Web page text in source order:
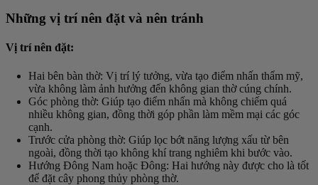
Những vị trí nên đặt và nên tránh
Vị trí nên đặt:
Hai bên bàn thờ: Vị trí lý tưởng, vừa tạo điểm nhấn thẩm mỹ,
vừa không làm ảnh hưởng đến không gian thờ cúng chính.
Góc phòng thờ: Giúp tạo điểm nhấn mà không chiếm quá
nhiều không gian, đồng thời góp phần làm mềm mại các góc
cạnh.
Trước cửa phòng thờ: Giúp lọc bớt năng lượng xấu từ bên
ngoài, đồng thời tạo không khí trang nghiêm khi bước vào.
Hướng Đông Nam hoặc Đông: Hai hướng này được cho là tốt
để đặt cây phong thủy phòng thờ.